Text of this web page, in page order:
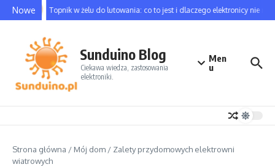
Nowe Topnik w żelu do lutowania: co to jest i dlaczego elektronicy nie
Sunduino Blog
Ciekawa wiedza, zastosowania
elektroniki.
Men
u
Strona główna / Mój dom / Zalety przydomowych elektrowni
wiatrowych